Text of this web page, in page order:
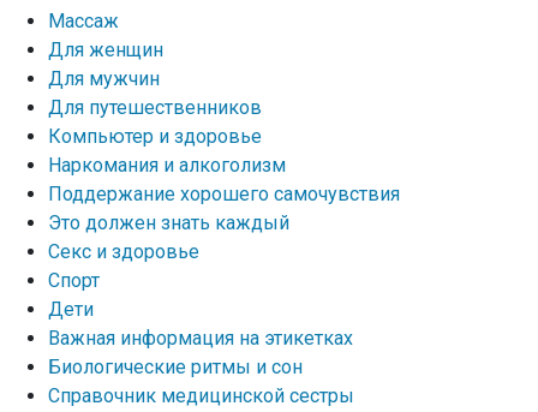
Массаж
Для женщин
Для мужчин
Для путешественников
Компьютер и здоровье
Наркомания и алкоголизм
Поддержание хорошего самочувствия
Это должен знать каждый
Секс и здоровье
Спорт
Дети
Важная информация на этикетках
Биологические ритмы и сон
Справочник медицинской сестры